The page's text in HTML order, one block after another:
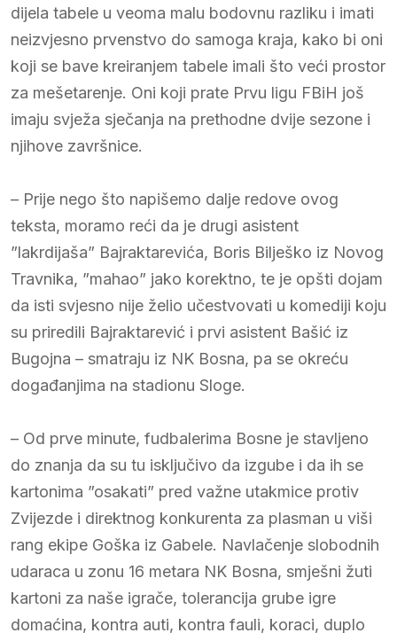
dijela tabele u veoma malu bodovnu razliku i imati
neizvjesno prvenstvo do samoga kraja, kako bi oni
koji se bave kreiranjem tabele imali što veći prostor
za mešetarenje. Oni koji prate Prvu ligu FBiH još
imaju svježa sječanja na prethodne dvije sezone i
njihove završnice.
– Prije nego što napišemo dalje redove ovog
teksta, moramo reći da je drugi asistent
”lakrdijaša” Bajraktarevića, Boris Bilješko iz Novog
Travnika, ”mahao” jako korektno, te je opšti dojam
da isti svjesno nije želio učestvovati u komediji koju
su priredili Bajraktarević i prvi asistent Bašić iz
Bugojna – smatraju iz NK Bosna, pa se okreću
događanjima na stadionu Sloge.
– Od prve minute, fudbalerima Bosne je stavljeno
do znanja da su tu isključivo da izgube i da ih se
kartonima ”osakati” pred važne utakmice protiv
Zvijezde i direktnog konkurenta za plasman u viši
rang ekipe Goška iz Gabele. Navlačenje slobodnih
udaraca u zonu 16 metara NK Bosna, smješni žuti
kartoni za naše igrače, tolerancija grube igre
domaćina, kontra auti, kontra fauli, koraci, duplo